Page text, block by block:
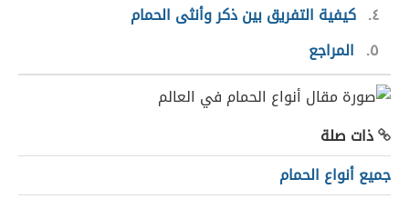
٤ كيفية التفريق بين ذكر وأنثى الحمام
٥
المراجع
ذات صلة
جميع أنواع الحمام